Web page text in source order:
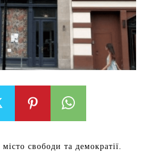
свободи та демократії.